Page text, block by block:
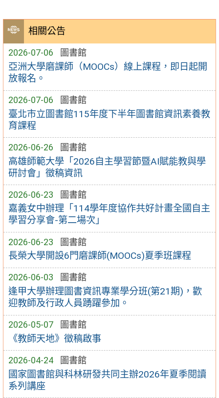
相關公告
2026-07-06 圖書館
亞洲大學磨課師（MOOCs）線上課程，即日起開
放報名。
2026-07-06 圖書館
臺北市立圖書館115年度下半年圖書館資訊素養教
育課程
2026-06-26 圖書館
高雄師範大學「2026自主學習節暨AI賦能教與學
研討會」徵稿資訊
2026-06-23 圖書館
嘉義女中辦理「114學年度協作共好計畫全國自主
學習分享會-第二場次」
2026-06-23 圖書館
長榮大學開設6門磨課師(MOOCs)夏季班課程
2026-06-03 圖書館
逢甲大學辦理圖書資訊專業學分班(第21期)，歡
迎教師及行政人員踴躍參加。
2026-05-07 圖書館
《教師天地》徵稿啟事
2026-04-24 圖書館
國家圖書館與科林研發共同主辦2026年夏季閱讀
系列講座